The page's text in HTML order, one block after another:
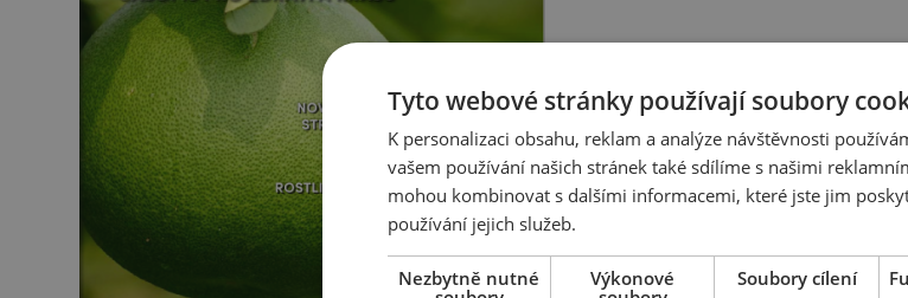
Tyto webové stránky používají soubory
K personalizaci obsahu, reklam a analýze návštěvnosti
vašem používání našich stránek také sdílíme s našimi
mohou kombinovat s dalšími informacemi, které jste jim
používání jejich služeb.
Nezbytně nutné
Výkonové
Soubory cílení